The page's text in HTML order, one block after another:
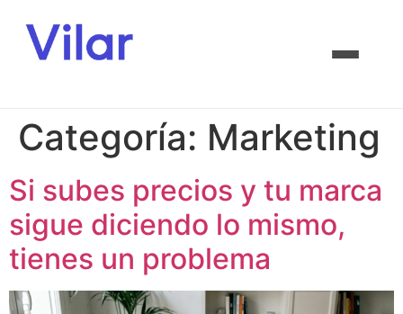
Categoría: Marketing
Si subes precios y tu marca
sigue diciendo lo mismo,
tienes un problema